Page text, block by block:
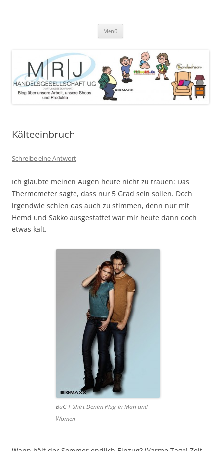
angebotene Produkte
Menü
Kälteeinbruch
Schreibe eine Antwort
Ich glaubte meinen Augen heute nicht zu trauen: Das
Thermometer sagte, dass nur 5 Grad sein sollen. Doch
irgendwie schien das auch zu stimmen, denn nur mit
Hemd und Sakko ausgestattet war mir heute dann doch
etwas kalt.
BuC T-Shirt Denim Plug-in Man and
Women